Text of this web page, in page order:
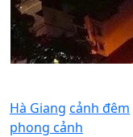
Hà Giang cảnh đêm
phong cảnh